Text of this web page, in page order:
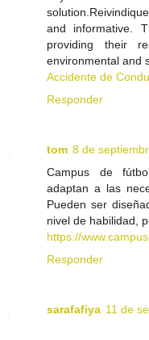
and informative.
providing their
environmental and
Accidente de
Responder
tom 8 de
Campus de
adaptan a las
Pueden ser
nivel de habilidad,
https://
Responder
sarafafiya 11 de